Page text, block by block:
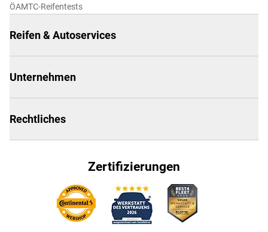
ÖAMTC-Reifentests
Reifen & Autoservices
Unternehmen
Rechtliches
Zertifizierungen